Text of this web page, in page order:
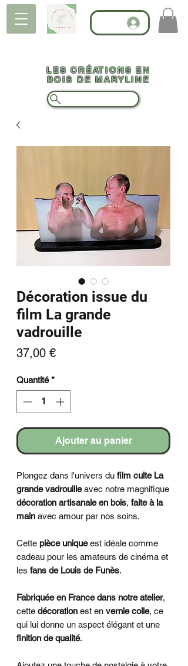
LES CRÉATIONS EN
BOIS DE MARYLINE
Décoration issue du
film La grande
vadrouille
37,00 €Prix
Quantité *
Ajouter au panier
Plongez dans l'univers du film culte La
grande vadrouilleavec notre magnifique
décoration artisanale en bois, faite à la
main avec amour par nos soins.
Cette pièce uniqueest idéale comme
cadeau pour les amateurs de cinéma et
les fans de Louis de Funès.
Fabriquée en France dans notre atelier,
cette décoration est en vernie colle, ce
qui lui donne un aspect élégant et une
finition de qualité.